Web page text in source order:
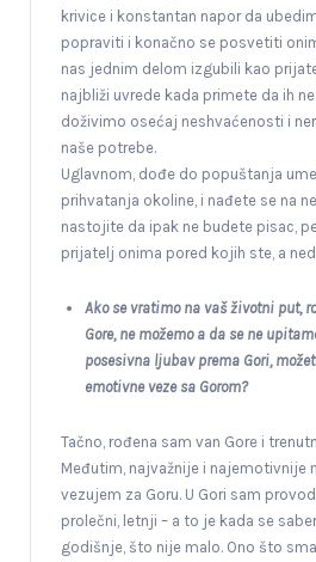
krivice i konstantan napor da
popraviti i konačno se posvetiti
nas jednim delom izgubili kao
najbliži uvrede kada primete da ih
doživimo osećaj neshvaćenosti i
naše potrebe.
Uglavnom, dođe do popuštanja
prihvatanja okoline, i nađete se na
nastojite da ipak ne budete pisac,
prijatelj onima pored kojih ste, a
Ako se vratimo na vaš životni put,
Gore, ne možemo a da se ne
posesivna ljubav prema Gori,
emotivne veze sa Gorom?
Tačno, rođena sam van Gore i
Međutim, najvažnije i najemotivnije
vezujem za Goru. U Gori sam
prolečni, letnji – a to je kada se
godišnje, što nije malo. Ono što